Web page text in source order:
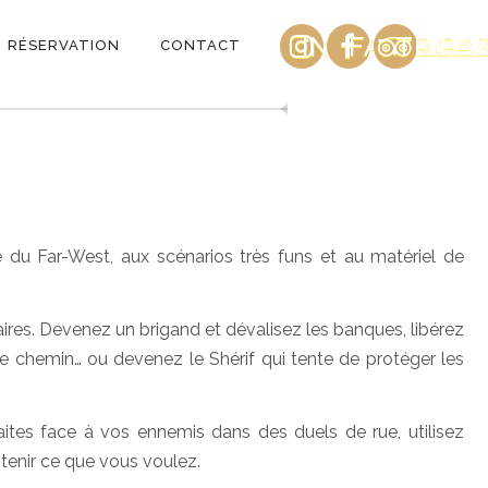
RÉSERVATION CONTACT INSTAGRAM
Far-West, aux scénarios très funs et au matériel de
Devenez un brigand et dévalisez les banques, libérez
chemin… ou devenez le Shérif qui tente de protéger les
face à vos ennemis dans des duels de rue, utilisez
ce que vous voulez.